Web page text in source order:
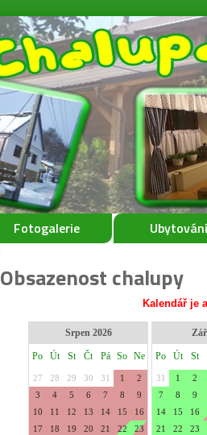
Fotogalerie Ubytování
Obsazenost chalupy
Kalendář je